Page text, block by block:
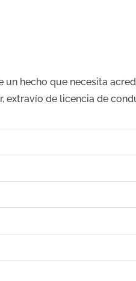
hecho que necesita
extravío de licencia de